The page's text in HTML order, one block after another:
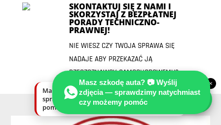
SKONTAKTUJ SIĘ Z NAMI I
SKORZYSTAJ Z BEZPŁATNEJ
PORADY TECHNICZNO-
PRAWNEJ!
NIE WIESZ CZY TWOJA SPRAWA SIĘ
NADAJE ABY PRZEKAZAĆ JĄ
RZECZOZNAWCY SAMOCHODOWEMU?
Masz szkodę auta? 📷 Wyślij
zdjęcia — sprawdzimy natychmiast
czy możemy pomóc
×
Masz szkodę auta? Wyślij zdjęcia —
sprawdzimy natychmiast, czy możemy
pomóc.